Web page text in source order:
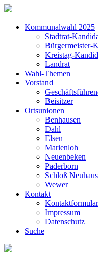
Kommunalwahl 2025
Stadtrat-
Bürgermeister-
Kreistag-
Landrat
Wahl-Themen
Vorstand
Beisitzer
Ortsunionen
Benhausen
Dahl
Elsen
Marienloh
Neuenbeken
Paderborn
Schloß
Wewer
Kontakt
Kontaktformular
Impressum
Datenschutz
Suche